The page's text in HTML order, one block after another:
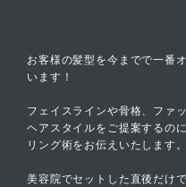
お客様の髪型を今までで一番
います！
フェイスラインや骨格、ファ
ヘアスタイルをご提案するの
リング術をお伝えいたします。
美容院でセットした直後だけ